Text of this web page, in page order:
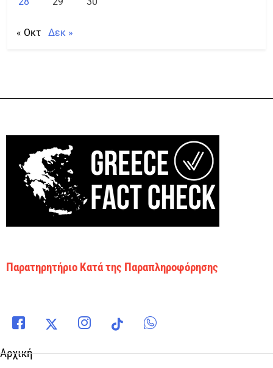
« Οκτ Δεκ »
Παρατηρητήριο Κατά της Παραπληροφόρησης
Αρχική